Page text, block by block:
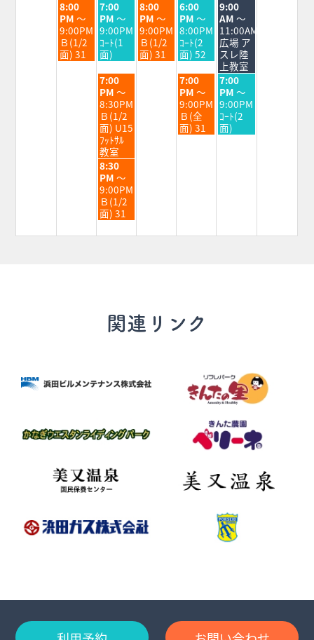
火
曜
日,
9
月
1st
8:00
PM ～
9:00PM
Ｂ(1/2
面) 31
水
曜
日,
9
月
2nd
2026
7:00
PM ～
9:00PM
ｺｰﾄ(1
面)
木
曜
日,
9
月
3rd
8:00
PM ～
9:00PM
Ｂ(1/2
面) 31
金
曜
日,
9
月
4th
2026
6:00
PM ～
8:00PM
ｺｰﾄ(2
面) 52
土
曜
日,
9
月
5th
2026
9:00
AM ～
11:00AM
広場 ア
スレ陸
上教室
水
曜
日,
9
月
2nd
2026
7:00
PM ～
8:30PM
Ｂ(1/2
面) U15
ﾌｯﾄｻﾙ
教室
金
曜
日,
9
月
4th
7:00
PM ～
9:00PM
Ｂ(全
面) 31
土
曜
日,
9
月
5th
7:00
PM ～
9:00PM
ｺｰﾄ(2
面)
水
曜
日,
9
月
2nd
2026
8:30
PM ～
9:00PM
Ｂ(1/2
面) 31
関連リンク